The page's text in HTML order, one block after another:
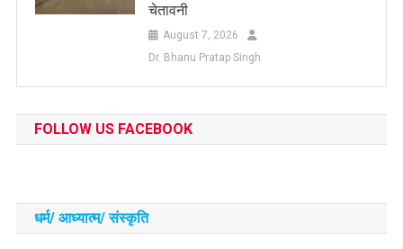
चेतावनी
August 7, 2026
Dr. Bhanu Pratap Singh
FOLLOW US FACEBOOK
धर्म/ आध्‍यात्‍म/ संस्‍कृति